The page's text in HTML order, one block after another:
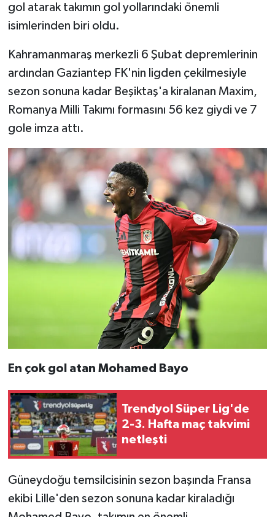
gol atarak takımın gol yollarındaki önemli
isimlerinden biri oldu.
Kahramanmaraş merkezli 6 Şubat depremlerinin
ardından Gaziantep FK'nin ligden çekilmesiyle
sezon sonuna kadar Beşiktaş'a kiralanan Maxim,
Romanya Milli Takımı formasını 56 kez giydi ve 7
gole imza attı.
En çok gol atan Mohamed Bayo
Trendyol Süper Lig'de
2-3. Hafta maç takvimi
netleşti
Güneydoğu temsilcisinin sezon başında Fransa
ekibi Lille'den sezon sonuna kadar kiraladığı